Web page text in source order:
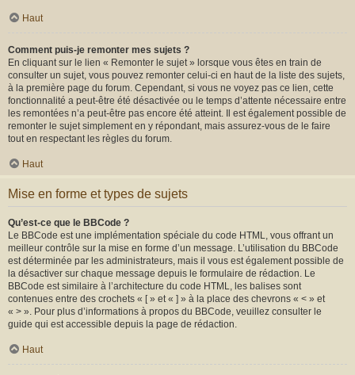
Haut
Comment puis-je remonter mes sujets ?
En cliquant sur le lien « Remonter le sujet » lorsque vous êtes en train de
consulter un sujet, vous pouvez remonter celui-ci en haut de la liste des sujets,
à la première page du forum. Cependant, si vous ne voyez pas ce lien, cette
fonctionnalité a peut-être été désactivée ou le temps d’attente nécessaire entre
les remontées n’a peut-être pas encore été atteint. Il est également possible de
remonter le sujet simplement en y répondant, mais assurez-vous de le faire
tout en respectant les règles du forum.
Haut
Mise en forme et types de sujets
Qu’est-ce que le BBCode ?
Le BBCode est une implémentation spéciale du code HTML, vous offrant un
meilleur contrôle sur la mise en forme d’un message. L’utilisation du BBCode
est déterminée par les administrateurs, mais il vous est également possible de
la désactiver sur chaque message depuis le formulaire de rédaction. Le
BBCode est similaire à l’architecture du code HTML, les balises sont
contenues entre des crochets « [ » et « ] » à la place des chevrons « < » et
« > ». Pour plus d’informations à propos du BBCode, veuillez consulter le
guide qui est accessible depuis la page de rédaction.
Haut